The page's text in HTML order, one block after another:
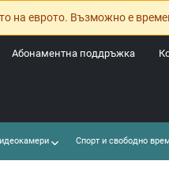
еврото. Възможно е
Абонаментна поддръжка
Спорт и свободно